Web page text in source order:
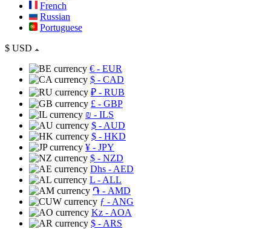
French
Russian
Portuguese
$ USD
€ - EUR
$ - CAD
₽ - RUB
£ - GBP
₪ - ILS
$ - AUD
$ - HKD
¥ - JPY
$ - NZD
Dhs - AED
L - ALL
֏ - AMD
ƒ - ANG
Kz - AOA
$ - ARS